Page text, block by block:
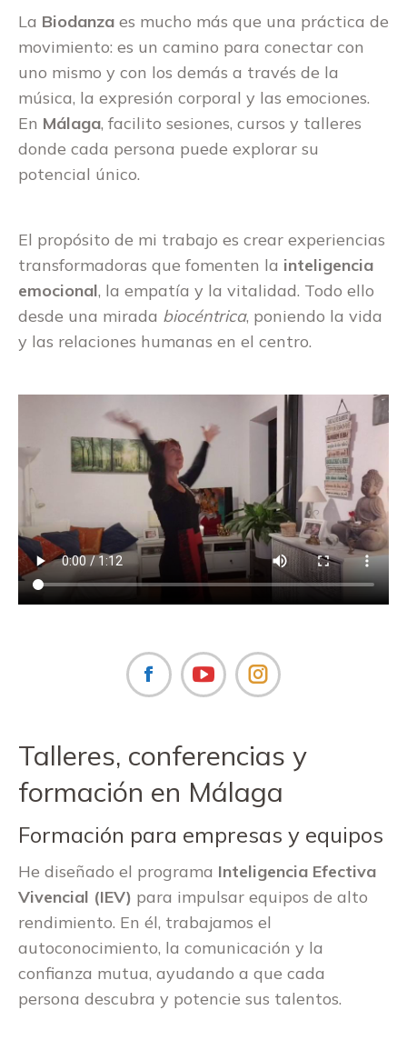
La Biodanza es mucho más que una práctica de
movimiento: es un camino para conectar con
uno mismo y con los demás a través de la
música, la expresión corporal y las emociones.
En Málaga, facilito sesiones, cursos y talleres
donde cada persona puede explorar su
potencial único.
El propósito de mi trabajo es crear experiencias
transformadoras que fomenten la inteligencia
emocional, la empatía y la vitalidad. Todo ello
desde una mirada biocéntrica, poniendo la vida
y las relaciones humanas en el centro.
Facebook Instagram
Talleres, conferencias y
formación en Málaga
Formación para empresas y equipos
He diseñado el programa Inteligencia Efectiva
Vivencial (IEV) para impulsar equipos de alto
rendimiento. En él, trabajamos el
autoconocimiento, la comunicación y la
confianza mutua, ayudando a que cada
persona descubra y potencie sus talentos.